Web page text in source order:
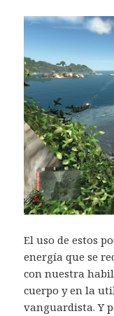
El uso de estos
energía que se
con nuestra
cuerpo y en la
vanguardista. Y